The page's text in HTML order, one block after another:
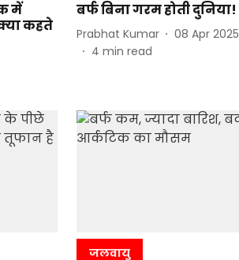
में
कहते
बर्फ बिना गरम होती दुनिया!
Prabhat Kumar
08 Apr 2025
4 min read
जलवायु